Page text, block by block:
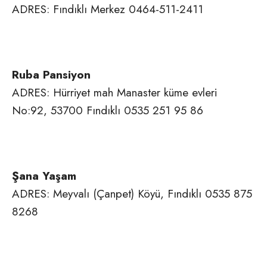
ADRES: Fındıklı Merkez 0464-511-2411
Ruba Pansiyon
ADRES: Hürriyet mah Manaster küme evleri
No:92, 53700 Fındıklı 0535 251 95 86
Şana Yaşam
ADRES: Meyvalı (Çanpet) Köyü, Fındıklı 0535 875
8268